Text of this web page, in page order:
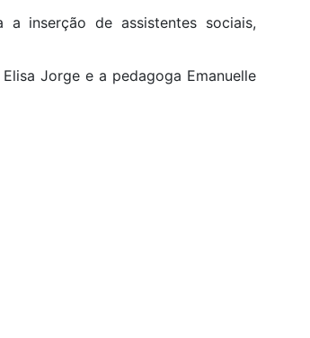
inserção de assistentes sociais,
Jorge e a pedagoga Emanuelle